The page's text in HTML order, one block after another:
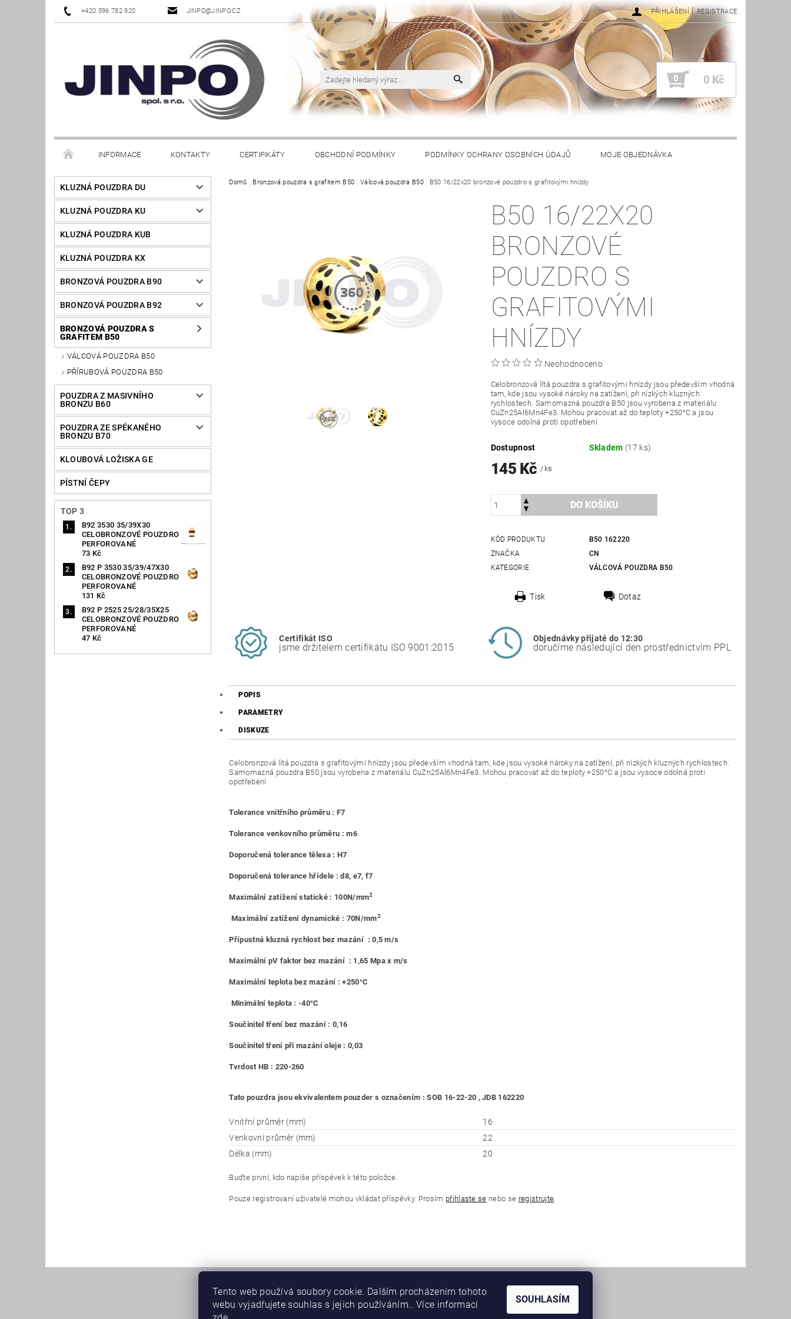
+420 596 782 920 JINPO@JINPO.CZ PŘIHLÁŠENÍ | REGISTRACE
0 0 Kč
INFORMACE KONTAKTY CERTIFIKÁTY OBCHODNÍ PODMÍNKY PODMÍNKY OCHRANY OSOBNÍCH ÚDAJŮ MOJE OBJEDNÁVKA
KLUZNÁ POUZDRA DU
KLUZNÁ POUZDRA KU
KLUZNÁ POUZDRA KUB
KLUZNÁ POUZDRA KX
BRONZOVÁ POUZDRA B90
BRONZOVÁ POUZDRA B92
BRONZOVÁ POUZDRA S
GRAFITEM B50
VÁLCOVÁ POUZDRA B50
PŘÍRUBOVÁ POUZDRA B50
POUZDRA Z MASIVNÍHO
BRONZU B60
POUZDRA ZE SPÉKANÉHO
BRONZU B70
KLOUBOVÁ LOŽISKA GE
PÍSTNÍ ČEPY
TOP 3
B92 3530 35/39X30
CELOBRONZOVÉ POUZDRO
PERFOROVANÉ
73 Kč
B92 P 3530 35/39/47X30
CELOBRONZOVÉ POUZDRO
PERFOROVANÉ
131 Kč
B92 P 2525 25/28/35X25
CELOBRONZOVÉ POUZDRO
PERFOROVANÉ
47 Kč
Domů Bronzová pouzdra s grafitem B50 Válcová pouzdra B50 B50 16/22x20 bronzové pouzdro s grafitovými hnízdy
B50 16/22X20
BRONZOVÉ
POUZDRO S
GRAFITOVÝMI
HNÍZDY
Neohodnoceno
Celobronzová lítá pouzdra s grafitovými hnízdy jsou především vhodná
tam, kde jsou vysoké nároky na zatížení, při nízkých kluzných
rychlostech. Samomazná pouzdra B50 jsou vyrobena z materiálu
CuZn25Al6Mn4Fe3. Mohou pracovat až do teploty +250°C a jsou
vysoce odolná proti opotřebení
Dostupnost Skladem (17 ks)
145 Kč/ ks
KÓD PRODUKTU
B50 162220
ZNAČKA
CN
KATEGORIE
VÁLCOVÁ POUZDRA B50
Tisk Dotaz
Certifikát ISO
jsme držitelem certifikátu ISO 9001:2015
Objednávky přijaté do 12:30
doručíme následující den prostřednictvím PPL
POPIS
PARAMETRY
DISKUZE
Celobronzová lítá pouzdra s grafitovými hnízdy jsou především vhodná tam, kde jsou vysoké nároky na zatížení, při nízkých kluzných rychlostech.
Samomazná pouzdra B50 jsou vyrobena z materiálu CuZn25Al6Mn4Fe3. Mohou pracovat až do teploty +250°C a jsou vysoce odolná proti
opotřebení
Tolerance vnitřního průměru : F7
Tolerance venkovního průměru : m6
Doporučená tolerance tělesa : H7
Doporučená tolerance hřídele : d8, e7, f7
Maximální zatížení statické : 100N/mm2
Maximální zatížení dynamické : 70N/mm2
Přípustná kluzná rychlost bez mazání : 0,5 m/s
Maximální pV faktor bez mazání : 1,65 Mpa x m/s
Maximální teplota bez mazání : +250°C
Minimální teplota : -40°C
Součinitel tření bez mazání : 0,16
Součinitel tření při mazání oleje : 0,03
Tvrdost HB : 220-260
Tato pouzdra jsou ekvivalentem pouzder s označením : SOB 16-22-20 , JDB 162220
Vnitřní průměr (mm)
16
Venkovní průměr (mm)
22
Délka (mm)
20
Buďte první, kdo napíše příspěvek k této položce.
Pouze registrovaní uživatelé mohou vkládat příspěvky. Prosím přihlaste se nebo se registrujte.
Tento web používá soubory cookie. Dalším procházením tohoto
webu vyjadřujete souhlas s jejich používáním.. Více informací
SOUHLASÍM